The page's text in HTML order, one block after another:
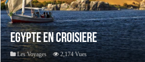
Egypte en croisiere
Les Voyages 2,174 Vues